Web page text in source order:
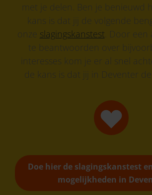
met je delen. Ben je benieuwd
kans is dat jij de volgende
onze slagingskanstest . Door
te beantwoorden over
interesses kom je er al snel
de kans is dat jij in Deventer
Doe hier de slagingskanstest
mogelijkheden in